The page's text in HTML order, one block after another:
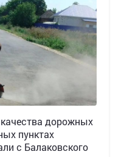
дорожных
пунктах
с Балаковского